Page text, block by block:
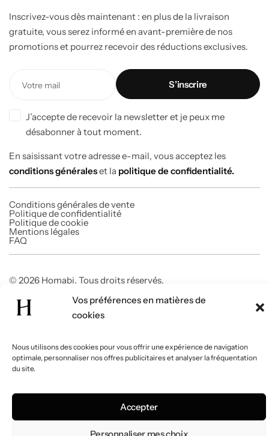
Vos préférences en matières de
cookies
Nous utilisons des cookies pour vous offrir une expérience de navigation
optimale, personnaliser nos offres publicitaires et analyser la fréquentation
du site.
Accepter
Personnaliser mes choix
Inscrivez-vous dès maintenant : en plus de la livraison
gratuite, vous serez informé en avant-première de nos
promotions et pourrez recevoir des réductions exclusives.
J’accepte de recevoir la newsletter et je peux me
désabonner à tout moment.
En saisissant votre adresse e-mail, vous acceptez les
conditions généraleset la politique de confidentialité.
Conditions générales de vente
Politique de confidentialité
Politique de cookie
Mentions légales
FAQ
© 2026 Homabi. Tous droits réservés.